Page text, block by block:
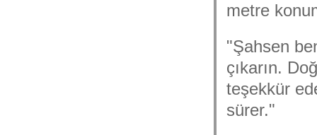
metre
"Şahsen
çıkarın.
teşekkür
sürer."